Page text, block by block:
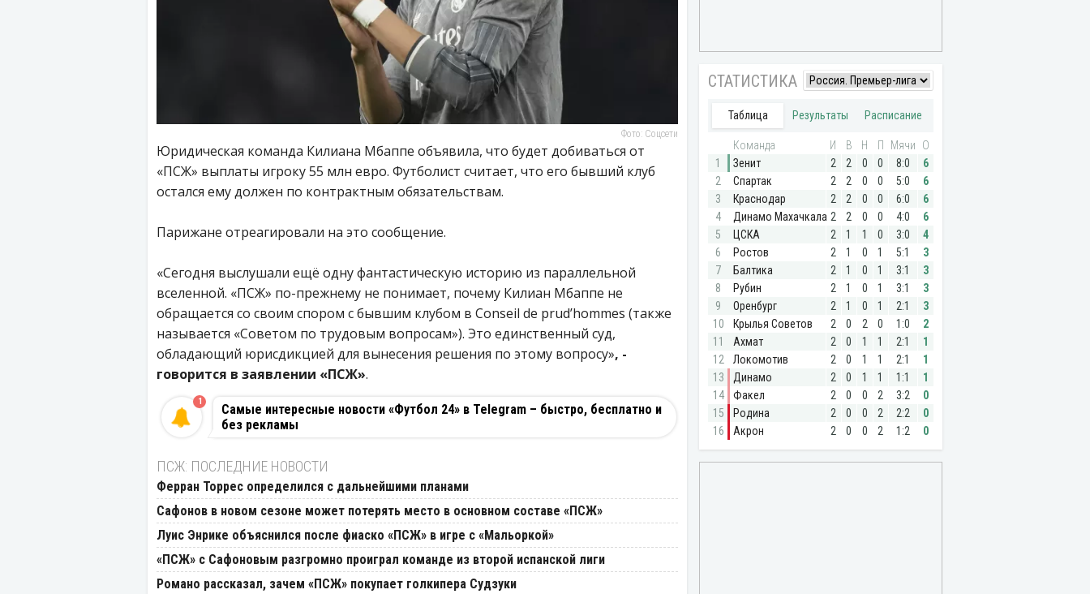
Фото: Соцсети
Юридическая команда Килиана Мбаппе объявила, что будет добиваться от
«ПСЖ» выплаты игроку 55 млн евро. Футболист считает, что его бывший клуб
остался ему должен по контрактным обязательствам.
Парижане отреагировали на это сообщение.
«Сегодня выслушали ещё одну фантастическую историю из параллельной
вселенной. «ПСЖ» по-прежнему не понимает, почему Килиан Мбаппе не
обращается со своим спором с бывшим клубом в Conseil de prud’hommes (также
называется «Советом по трудовым вопросам»). Это единственный суд,
обладающий юрисдикцией для вынесения решения по этому вопросу», -
говорится в заявлении «ПСЖ».
Самые интересные новости «Футбол 24» в Telegram – быстро, бесплатно и
без рекламы
1
ПСЖ: ПОСЛЕДНИЕ НОВОСТИ
Ферран Торрес определился с дальнейшими планами
Сафонов в новом сезоне может потерять место в основном составе «ПСЖ»
Луис Энрике объяснился после фиаско «ПСЖ» в игре с «Мальоркой»
«ПСЖ» с Сафоновым разгромно проиграл команде из второй испанской лиги
Романо рассказал, зачем «ПСЖ» покупает голкипера Судзуки